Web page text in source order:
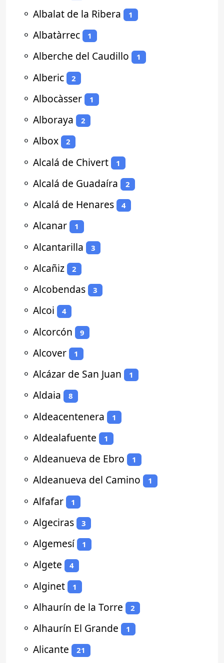
⚬ Albalat de la Ribera 1
⚬ Albatàrrec 1
⚬ Alberche del Caudillo 1
⚬ Alberic 2
⚬ Albocàsser 1
⚬ Alboraya 2
⚬ Albox 2
⚬ Alcalá de Chivert 1
⚬ Alcalá de Guadaíra 2
⚬ Alcalá de Henares 4
⚬ Alcanar 1
⚬ Alcantarilla 3
⚬ Alcañiz 2
⚬ Alcobendas 3
⚬ Alcoi 4
⚬ Alcorcón 9
⚬ Alcover 1
⚬ Alcázar de San Juan 1
⚬ Aldaia 8
⚬ Aldeacentenera 1
⚬ Aldealafuente 1
⚬ Aldeanueva de Ebro 1
⚬ Aldeanueva del Camino 1
⚬ Alfafar 1
⚬ Algeciras 3
⚬ Algemesí 1
⚬ Algete 4
⚬ Alginet 1
⚬ Alhaurín de la Torre 2
⚬ Alhaurín El Grande 1
⚬ Alicante 21